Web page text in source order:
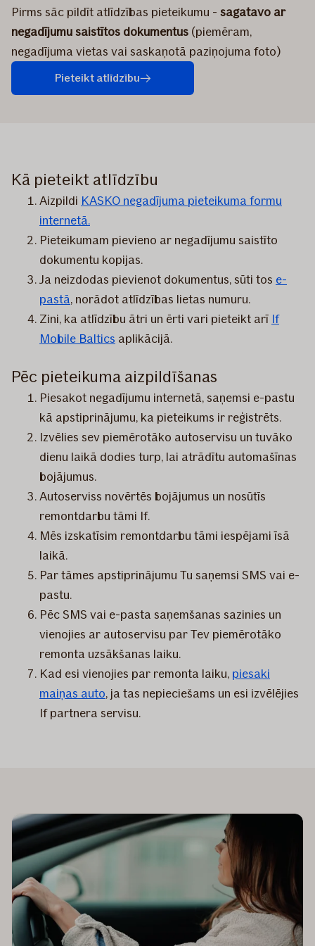
Pirms sāc pildīt atlīdzības pieteikumu - sagatavo ar
negadījumu saistītos dokumentus (piemēram,
negadījuma vietas vai saskaņotā paziņojuma foto)
Pieteikt atlīdzību
Kā pieteikt atlīdzību
Aizpildi KASKO negadījuma pieteikuma formu
internetā.
Pieteikumam pievieno ar negadījumu saistīto
dokumentu kopijas.
Ja neizdodas pievienot dokumentus, sūti tos e-
pastā, norādot atlīdzības lietas numuru.
Zini, ka atlīdzību ātri un ērti vari pieteikt arī If
Mobile Baltics aplikācijā.
Pēc pieteikuma aizpildīšanas
Piesakot negadījumu internetā, saņemsi e-pastu
kā apstiprinājumu, ka pieteikums ir reģistrēts.
Izvēlies sev piemērotāko autoservisu un tuvāko
dienu laikā dodies turp, lai atrādītu automašīnas
bojājumus.
Autoserviss novērtēs bojājumus un nosūtīs
remontdarbu tāmi If.
Mēs izskatīsim remontdarbu tāmi iespējami īsā
laikā.
Par tāmes apstiprinājumu Tu saņemsi SMS vai e-
pastu.
Pēc SMS vai e-pasta saņemšanas sazinies un
vienojies ar autoservisu par Tev piemērotāko
remonta uzsākšanas laiku.
Kad esi vienojies par remonta laiku, piesaki
maiņas auto, ja tas nepieciešams un esi izvēlējies
If partnera servisu.